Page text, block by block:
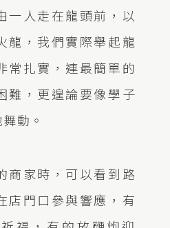
一人走在龍頭前，以
龍，我們實際舉起龍
常扎實，連最簡單的
難，更遑論要像學子
動。
商家時，可以看到路
店門口參與響應，有